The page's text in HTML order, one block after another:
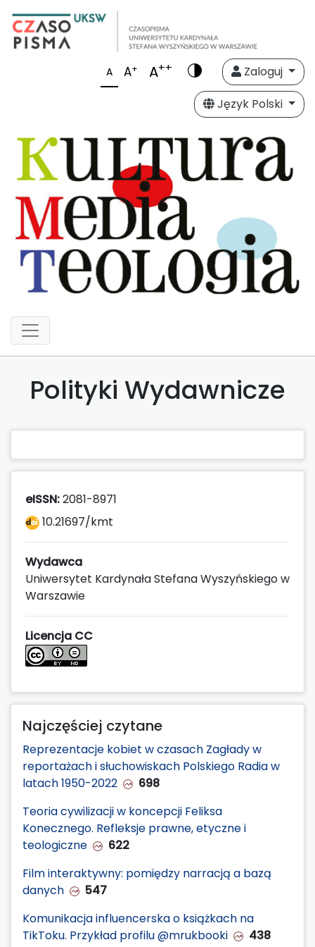
A A+ A++
Zaloguj
Język Polski
Polityki Wydawnicze
eISSN:2081-8971
10.21697/kmt
Wydawca
Uniwersytet Kardynała Stefana Wyszyńskiego w
Warszawie
Licencja CC
Najczęściej czytane
Reprezentacje kobiet w czasach Zagłady w
reportażach i słuchowiskach Polskiego Radia w
latach 1950-2022
698
Teoria cywilizacji w koncepcji Feliksa
Konecznego. Refleksje prawne, etyczne i
teologiczne
622
Film interaktywny: pomiędzy narracją a bazą
danych
547
Komunikacja influencerska o książkach na
TikToku. Przykład profilu @mrukbooki
438